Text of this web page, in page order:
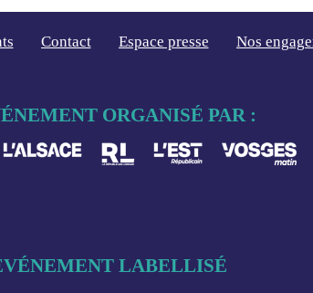
ORGANISÉ PAR :
Contact Espace presse Nos
LABELLISÉ